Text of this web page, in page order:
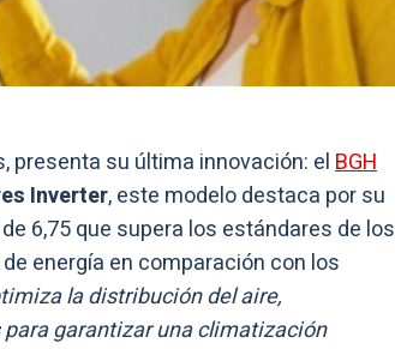
presenta su última innovación: elBGH
Inverter, este modelo destaca por su
6,75 que supera los estándares de los
energía en comparación con los
la distribución del aire,
garantizar una climatización